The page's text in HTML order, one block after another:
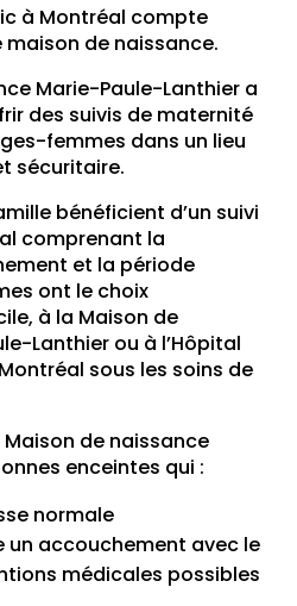
à Montréal compte
de naissance.
Marie-Paule-Lanthier a
des suivis de maternité
femmes dans un lieu
sécuritaire.
bénéficient d’un suivi
comprenant la
et la période
ont le choix
à la Maison de
Lanthier ou à l’Hôpital
sous les soins de
de naissance
enceintes qui :
normale
un accouchement avec le
médicales possibles